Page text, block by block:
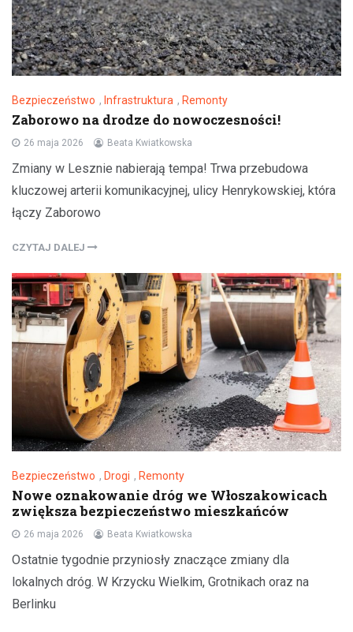
Bezpieczeństwo , Infrastruktura , Remonty
Zaborowo na drodze do nowoczesności!
26 maja 2026 Beata Kwiatkowska
Zmiany w Lesznie nabierają tempa! Trwa przebudowa
kluczowej arterii komunikacyjnej, ulicy Henrykowskiej, która
łączy Zaborowo
CZYTAJ DALEJ
Bezpieczeństwo , Drogi , Remonty
Nowe oznakowanie dróg we Włoszakowicach
zwiększa bezpieczeństwo mieszkańców
26 maja 2026 Beata Kwiatkowska
Ostatnie tygodnie przyniosły znaczące zmiany dla
lokalnych dróg. W Krzycku Wielkim, Grotnikach oraz na
Berlinku